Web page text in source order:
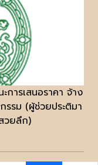
การเสนอราคา จ้าง
รรม (ผู้ช่วยประติมา
วยลึก)